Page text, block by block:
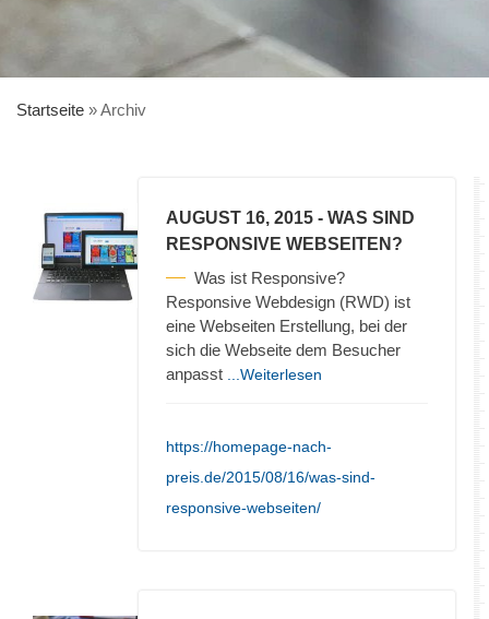
Startseite »Archiv
AUGUST 16, 2015 - WAS SIND
RESPONSIVE WEBSEITEN?
Was ist Responsive?
Responsive Webdesign (RWD) ist
eine Webseiten Erstellung, bei der
sich die Webseite dem Besucher
anpasst
...Weiterlesen
https://homepage-nach-
preis.de/2015/08/16/was-sind-
responsive-webseiten/